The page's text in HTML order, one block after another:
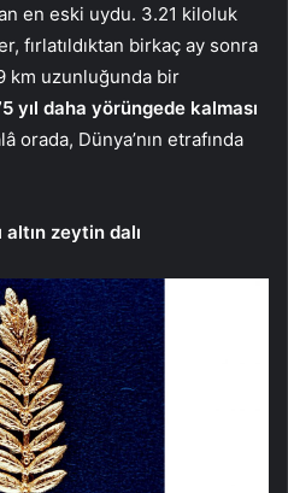
en eski uydu. 3.21 kiloluk
fırlatıldıktan birkaç ay sonra
km uzunluğunda bir
yıl daha yörüngede kalması
orada, Dünya’nın etrafında
altın zeytin dalı